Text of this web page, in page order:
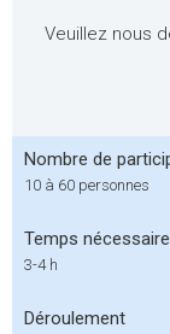
Veuillez nous
Nombre de
10 à 60 personnes
Temps nécessaire
3-4 h
Déroulement